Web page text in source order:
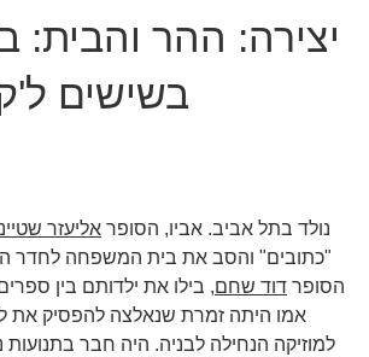
יצירה: ההר והבית:
בשישים
נולד בתל אביב. אביו, הסופר אליעזר
"כתובים" והסב את בית המשפחה לחדר
הסופר דוד שחם, בילו את ילדותם בין
אמו היתה זמרת שנאלצה להפסיק את
למוזיקה הנחילה לבניה. היה חבר בתנועות